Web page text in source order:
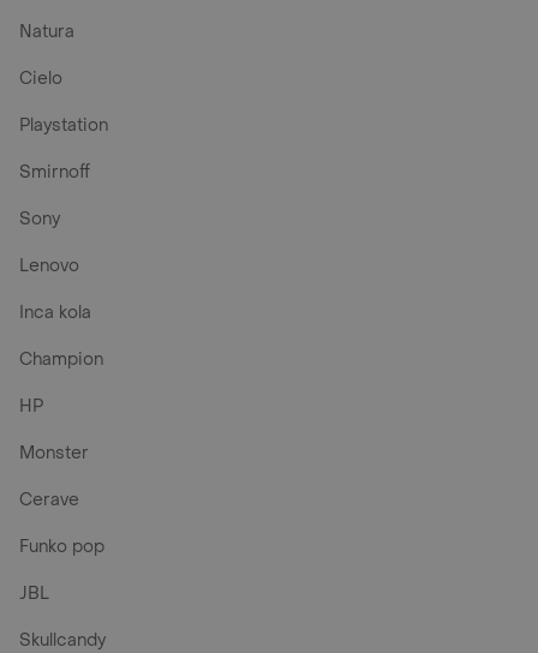
Natura
Cielo
Playstation
Smirnoff
Sony
Lenovo
Inca kola
Champion
HP
Monster
Cerave
Funko pop
JBL
Skullcandy